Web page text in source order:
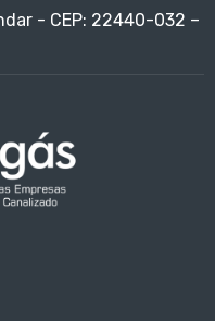
- CEP: 22440-032 –